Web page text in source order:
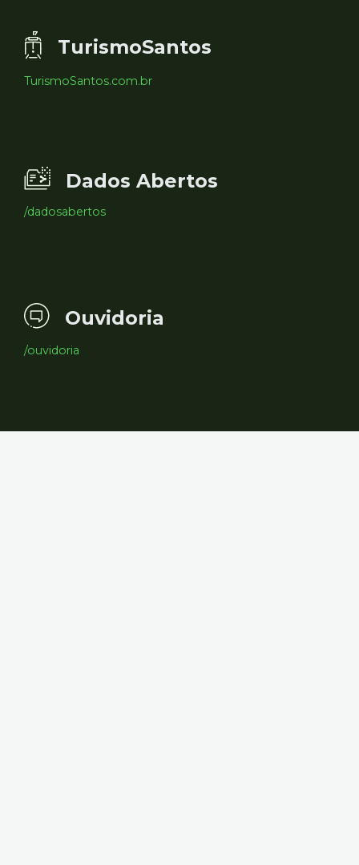
TurismoSantos
TurismoSantos.com.br
Dados Abertos
/dadosabertos
Ouvidoria
/ouvidoria